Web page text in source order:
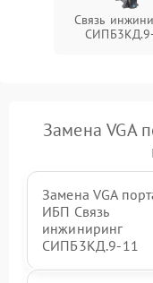
Неисправность
защиты от перегрева
Неисправность
перенапряжения
Связь
Замена VGA
Замена VGA
ИБП Связь
инжиниринг
СИПБ3КД.9-11